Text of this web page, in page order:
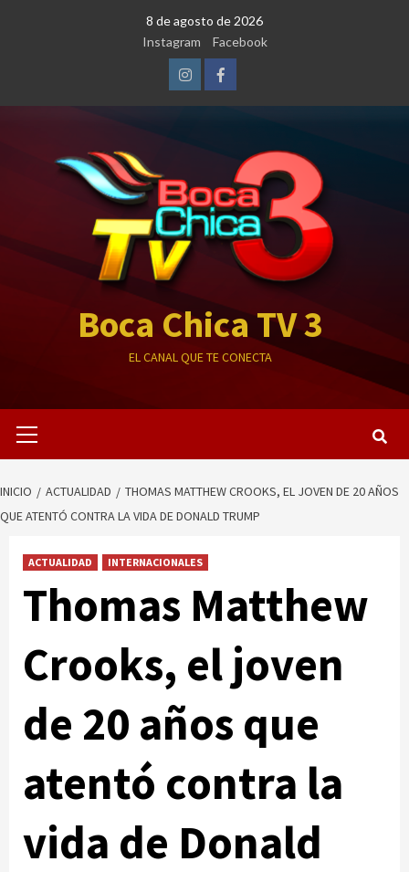
8 de agosto de 2026
Instagram
Facebook
InstagramFacebook
Boca Chica TV 3
EL CANAL QUE TE CONECTA
primario
INICIO ACTUALIDAD
THOMAS MATTHEW CROOKS, EL JOVEN DE 20 AÑOS
QUE ATENTÓ CONTRA LA VIDA DE DONALD TRUMP
ACTUALIDAD INTERNACIONALES
Thomas Matthew
Crooks, el joven
de 20 años que
atentó contra la
vida de Donald